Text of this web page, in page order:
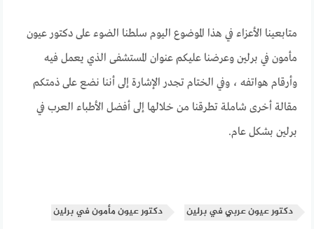
متابعينا الأعزاء في هذا الموضوع اليوم سلطنا الضوء على دكتور عيون
مأمون في برلين وعرضنا عليكم عنوان المستشفى الذي يعمل فيه
وأرقام هواتفه ، وفي الختام تجدر الإشارة إلى أننا نضع على ذمتكم
مقالة أخرى شاملة تطرقنا من خلالها إلى أفضل الأطباء العرب في
برلين بشكل عام.
دكتور عيون عربي في برلين دكتور عيون مأمون في برلين